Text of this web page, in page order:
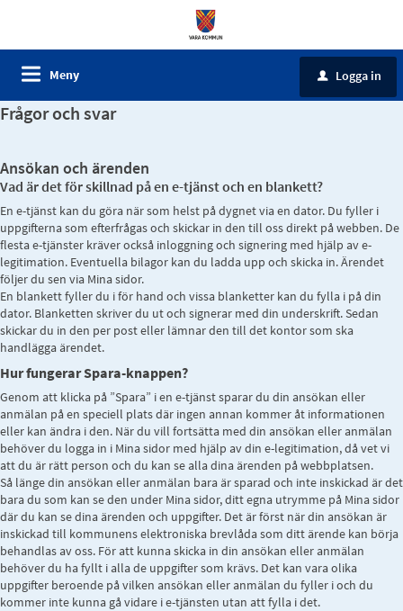
Meny u Logga in
Frågor och svar
Ansökan och ärenden
Vad är det för skillnad på en e-tjänst och en blankett?
En e-tjänst kan du göra när som helst på dygnet via en dator. Du fyller i
uppgifterna som efterfrågas och skickar in den till oss direkt på webben. De
flesta e-tjänster kräver också inloggning och signering med hjälp av e-
legitimation. Eventuella bilagor kan du ladda upp och skicka in. Ärendet
följer du sen via Mina sidor.
En blankett fyller du i för hand och vissa blanketter kan du fylla i på din
dator. Blanketten skriver du ut och signerar med din underskrift. Sedan
skickar du in den per post eller lämnar den till det kontor som ska
handlägga ärendet.
Hur fungerar Spara-knappen?
Genom att klicka på ”Spara” i en e-tjänst sparar du din ansökan eller
anmälan på en speciell plats där ingen annan kommer åt informationen
eller kan ändra i den. När du vill fortsätta med din ansökan eller anmälan
behöver du logga in i Mina sidor med hjälp av din e-legitimation, då vet vi
att du är rätt person och du kan se alla dina ärenden på webbplatsen.
Så länge din ansökan eller anmälan bara är sparad och inte inskickad är det
bara du som kan se den under Mina sidor, ditt egna utrymme på Mina sidor
där du kan se dina ärenden och uppgifter. Det är först när din ansökan är
inskickad till kommunens elektroniska brevlåda som ditt ärende kan börja
behandlas av oss. För att kunna skicka in din ansökan eller anmälan
behöver du ha fyllt i alla de uppgifter som krävs. Det kan vara olika
uppgifter beroende på vilken ansökan eller anmälan du fyller i och du
kommer inte kunna gå vidare i e-tjänsten utan att fylla i det.